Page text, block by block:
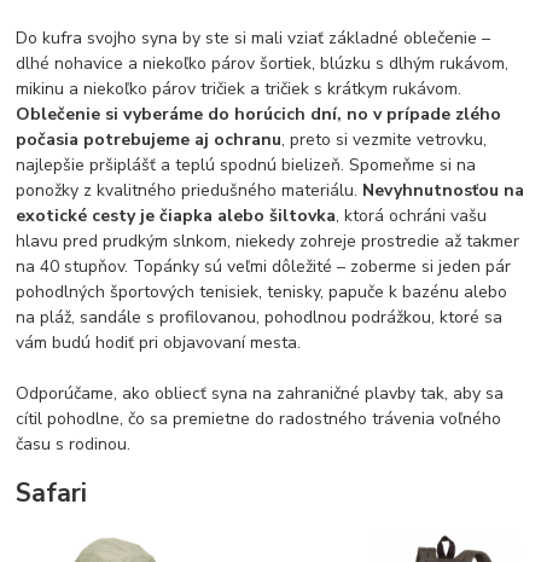
Do kufra svojho syna by ste si mali vziať základné oblečenie –
dlhé nohavice a niekoľko párov šortiek, blúzku s dlhým rukávom,
mikinu a niekoľko párov tričiek a tričiek s krátkym rukávom.
Oblečenie si vyberáme do horúcich dní, no v prípade zlého
počasia potrebujeme aj ochranu, preto si vezmite vetrovku,
najlepšie pršiplášť a teplú spodnú bielizeň. Spomeňme si na
ponožky z kvalitného priedušného materiálu. Nevyhnutnosťou na
exotické cesty je čiapka alebo šiltovka, ktorá ochráni vašu
hlavu pred prudkým slnkom, niekedy zohreje prostredie až takmer
na 40 stupňov. Topánky sú veľmi dôležité – zoberme si jeden pár
pohodlných športových tenisiek, tenisky, papuče k bazénu alebo
na pláž, sandále s profilovanou, pohodlnou podrážkou, ktoré sa
vám budú hodiť pri objavovaní mesta.
Odporúčame, ako obliecť syna na zahraničné plavby tak, aby sa
cítil pohodlne, čo sa premietne do radostného trávenia voľného
času s rodinou.
Safari